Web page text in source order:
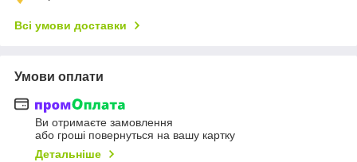
Всі умови доставки
Умови оплати
Ви отримаєте замовлення
або гроші повернуться на вашу картку
Детальніше